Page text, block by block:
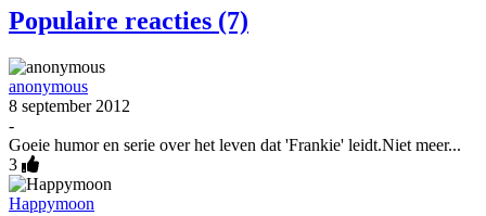
Populaire reacties (7)
anonymous
8 september 2012
-
Goeie humor en serie over het leven dat 'Frankie' leidt.Niet meer...
3
Happymoon